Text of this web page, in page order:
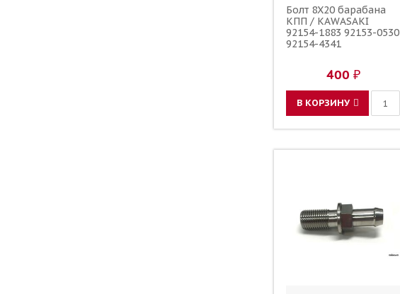
Болт 8X20 барабана
КПП / KAWASAKI
92154-1883 92153-0530
92154-4341
400 ₽
В КОРЗИНУ